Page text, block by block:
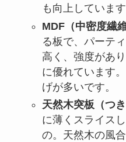
も向上しています
MDF（中密度繊
る板で、パーテ
高く、強度があ
に優れています
げが多いです。
天然木突板（つ
に薄くスライス
の。天然木の風